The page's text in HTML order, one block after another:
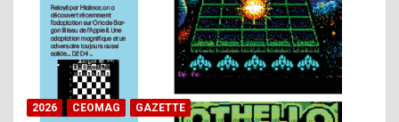
y
b
e
b
y
2026 CEOMAG GAZETTE